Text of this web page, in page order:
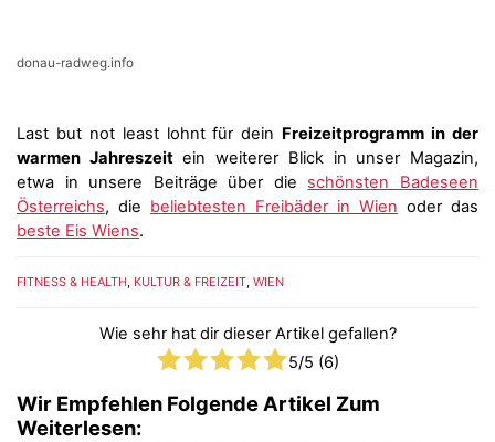
donau-radweg.info
Last but not least lohnt für dein Freizeitprogramm in der
warmen Jahreszeitein weiterer Blick in unser Magazin,
etwa in unsere Beiträge über die schönsten Badeseen
Österreichs, die beliebtesten Freibäder in Wien oder das
beste Eis Wiens.
FITNESS & HEALTH, KULTUR & FREIZEIT, WIEN
Wie sehr hat dir dieser Artikel gefallen?
5/5 (6)
Wir Empfehlen Folgende Artikel Zum
Weiterlesen: